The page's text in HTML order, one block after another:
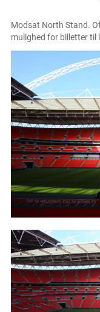
Modsat North Stand.
mulighed for billetter til